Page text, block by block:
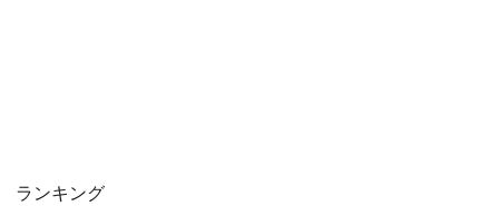
ランキング